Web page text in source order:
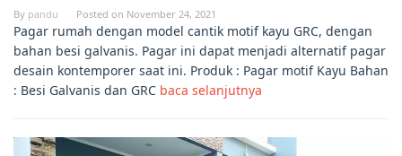
By pandu Posted on November 24, 2021
Pagar rumah dengan model cantik motif kayu GRC, dengan
bahan besi galvanis. Pagar ini dapat menjadi alternatif pagar
desain kontemporer saat ini. Produk : Pagar motif Kayu Bahan
: Besi Galvanis dan GRC baca selanjutnya